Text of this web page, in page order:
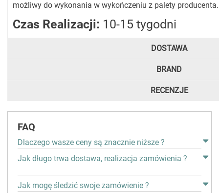
możliwy do wykonania w wykończeniu z palety producenta.
Czas Realizacji: 10-15 tygodni
DOSTAWA
BRAND
RECENZJE
FAQ
Dlaczego wasze ceny są znacznie niższe ?
Jak długo trwa dostawa, realizacja zamówienia ?
Jak mogę śledzić swoje zamówienie ?